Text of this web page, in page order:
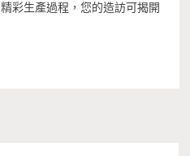
彩生產過程，您的造訪可揭開